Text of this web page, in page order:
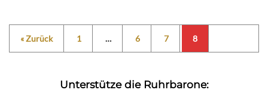
« Zurück 1 … 6 7 8
Unterstütze die Ruhrbarone: